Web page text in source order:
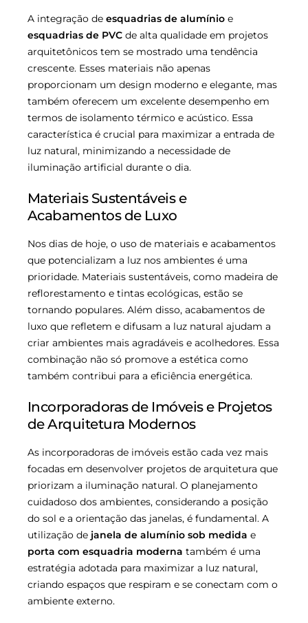
A integração de esquadrias de alumínio e
esquadrias de PVC de alta qualidade em projetos
arquitetônicos tem se mostrado uma tendência
crescente. Esses materiais não apenas
proporcionam um design moderno e elegante, mas
também oferecem um excelente desempenho em
termos de isolamento térmico e acústico. Essa
característica é crucial para maximizar a entrada de
luz natural, minimizando a necessidade de
iluminação artificial durante o dia.
Materiais Sustentáveis e
Acabamentos de Luxo
Nos dias de hoje, o uso de materiais e acabamentos
que potencializam a luz nos ambientes é uma
prioridade. Materiais sustentáveis, como madeira de
reflorestamento e tintas ecológicas, estão se
tornando populares. Além disso, acabamentos de
luxo que refletem e difusam a luz natural ajudam a
criar ambientes mais agradáveis e acolhedores. Essa
combinação não só promove a estética como
também contribui para a eficiência energética.
Incorporadoras de Imóveis e Projetos
de Arquitetura Modernos
As incorporadoras de imóveis estão cada vez mais
focadas em desenvolver projetos de arquitetura que
priorizam a iluminação natural. O planejamento
cuidadoso dos ambientes, considerando a posição
do sol e a orientação das janelas, é fundamental. A
utilização de janela de alumínio sob medida e
porta com esquadria moderna também é uma
estratégia adotada para maximizar a luz natural,
criando espaços que respiram e se conectam com o
ambiente externo.